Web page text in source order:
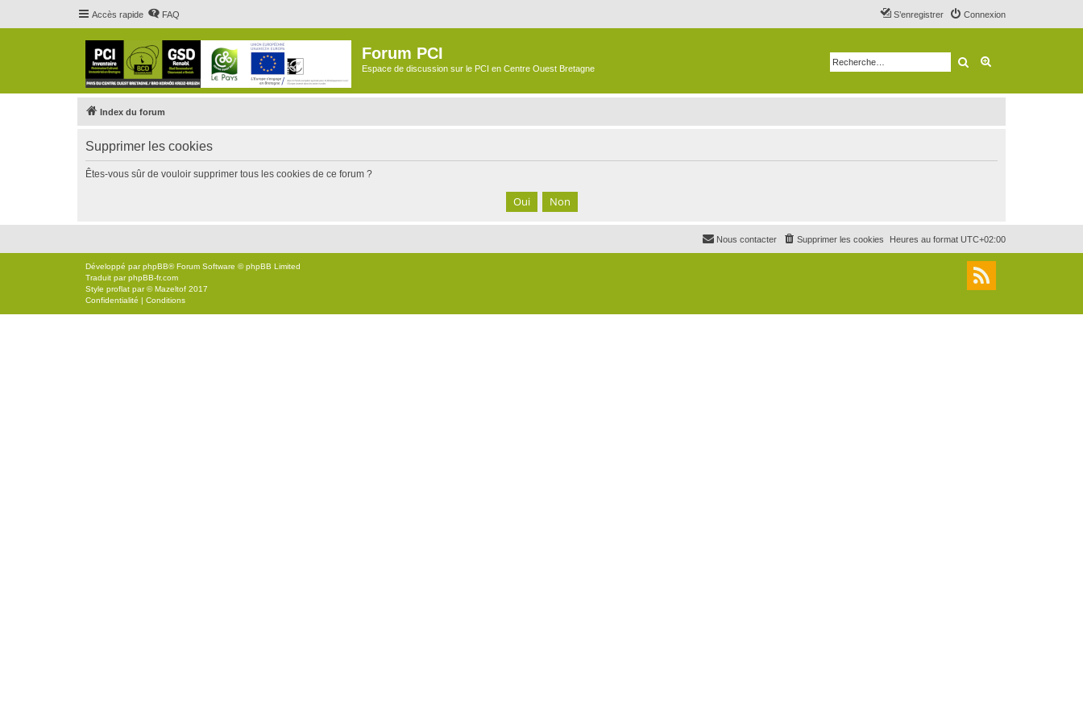
Accès rapide FAQ Connexion
S’enregistrer
Forum PCI
Espace de discussion sur le PCI en Centre Ouest Bretagne Rechercher
Index du forum
Supprimer les cookies
Êtes-vous sûr de vouloir supprimer tous les cookies de ce forum ?
Heures au format UTC+02:00
Supprimer les cookies
Nous contacter
Développé parphpBB® Forum Software © phpBB Limited
Traduit parphpBB-fr.com
Style proflat par ©Mazeltof 2017
Confidentialité | Conditions